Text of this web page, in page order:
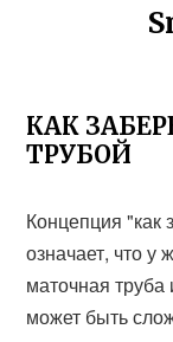
КАК
ТРУБОЙ
Концепция "как
означает, что
маточная
может быть